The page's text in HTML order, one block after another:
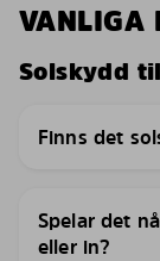
VANLIGA
Solskydd
Finns det
Spelar det
eller in?